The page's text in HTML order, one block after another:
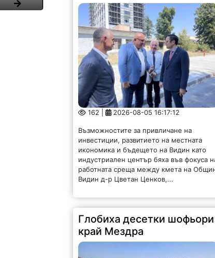
162 | 2026-08-05 16:17:12
Възможностите за привличане на
инвестиции, развитието на местната
икономика и бъдещето на Видин като
индустриален център бяха във фокуса
работната среща между кмета на
Видин д-р Цветан Ценков,...
Глобиха десетки шофьори
край Мездра